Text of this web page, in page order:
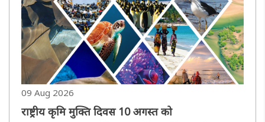
09 Aug 2026
राष्ट्रीय कृमि मुक्ति दिवस 10 अगस्त को